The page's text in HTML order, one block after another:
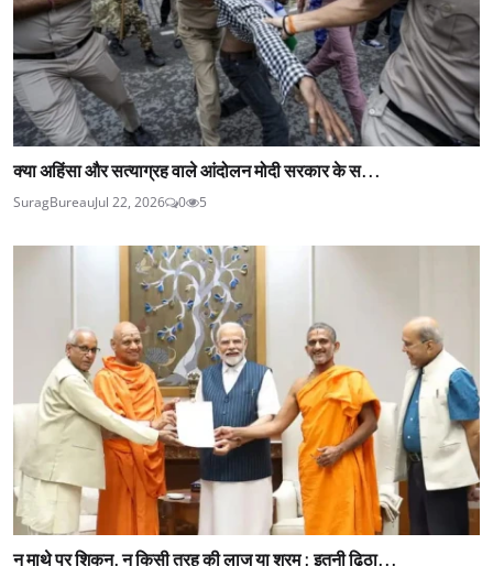
क्या अहिंसा और सत्याग्रह वाले आंदोलन मोदी सरकार के स...
SuragBureauJul 22, 2026 0 5
न माथे पर शिकन, न किसी तरह की लाज या शरम : इतनी ढिठा...